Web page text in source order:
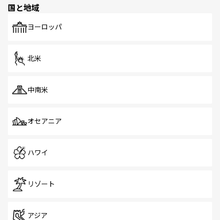
で、ホーカーズは地元の風情を楽しめる外せないスポット
国と地域
ヨーロッパ
北米
中南米
オセアニア
ハワイ
リゾート
アジア